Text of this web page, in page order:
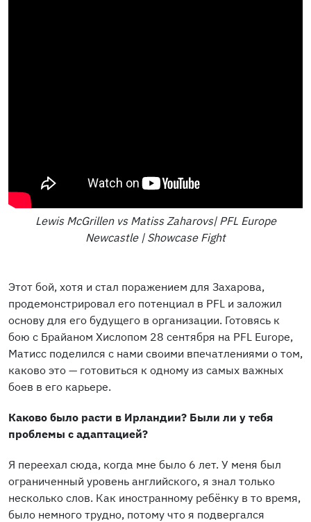
Lewis McGrillen vs Matiss Zaharovs| PFL Europe
Newcastle | Showcase Fight
Этот бой, хотя и стал поражением для Захарова,
продемонстрировал его потенциал в PFL и заложил
основу для его будущего в организации. Готовясь к
бою с Брайаном Хислопом 28 сентября на PFL Europe,
Матисс поделился с нами своими впечатлениями о том,
каково это — готовиться к одному из самых важных
боев в его карьере.
Каково было расти в Ирландии? Были ли у тебя
проблемы с адаптацией?
Я переехал сюда, когда мне было 6 лет. У меня был
ограниченный уровень английского, я знал только
несколько слов. Как иностранному ребёнку в то время,
было немного трудно, потому что я подвергался